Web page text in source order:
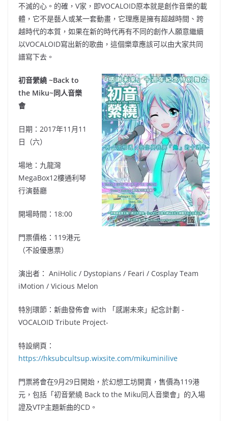
不滅的心。的確，V家，即VOCALOID原本就是創作音樂的載
體，它不是藝人或某一套動畫，它理應是擁有超越時間、跨
越時代的本質，如果在新的時代再有不同的創作人願意繼續
以VOCALOID寫出新的歌曲，這個樂章應該可以由大家共同
譜寫下去。
初音縈繞 ~Back to
the Miku~同人音樂
會
日期：2017年11月11
日（六）
場地：九龍灣
MegaBox12樓通利琴
行演藝廳
開場時間：18:00
門票價格：119港元
（不設優惠票）
演出者： AniHolic / Dystopians / Feari / Cosplay Team
iMotion / Vicious Melon
特別環節：新曲發佈會 with 「感謝未來」紀念計劃 -
VOCALOID Tribute Project-
特設網頁：
https://hksubcultsup.wixsite.com/mikuminilive
門票將會在9月29日開始，於幻想工坊開賣，售價為119港
元，包括「初音縈繞 Back to the Miku同人音樂會」的入場
證及VTP主題新曲的CD。